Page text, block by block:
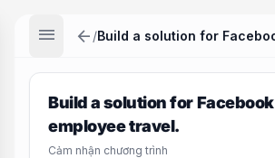
menu arrow_back /
Build a solution for Facebook
employee travel.
Cảm nhận chương trình